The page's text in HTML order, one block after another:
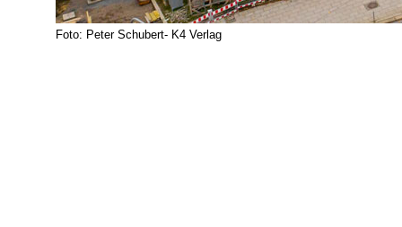
Foto: Peter Schubert- K4 Verlag